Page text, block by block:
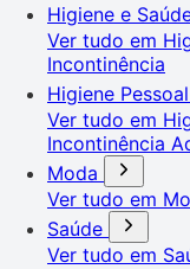
Higiene e
Ver tudo em
Incontinência
Higiene Pessoal
Ver tudo em
Incontinência
Moda
Ver tudo em
Saúde
Ver tudo em